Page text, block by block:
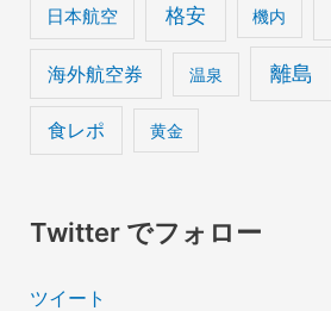
日本航空 格安 機内
海外航空券 温泉 離島
食レポ 黄金
Twitter でフォロー
ツイート